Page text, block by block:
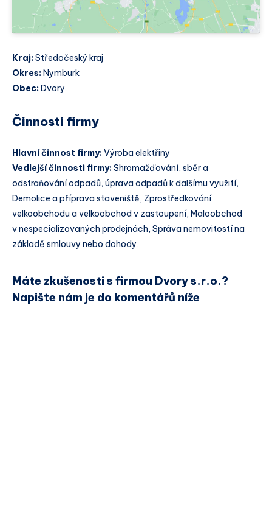
Kraj:Středočeský kraj
Okres: Nymburk
Obec: Dvory
Činnosti firmy
Hlavní činnost firmy:Výroba elektřiny
Vedlejší činnosti firmy:Shromažďování, sběr a
odstraňování odpadů, úprava odpadů k dalšímu využití,
Demolice a příprava staveniště, Zprostředkování
velkoobchodu a velkoobchod v zastoupení, Maloobchod
v nespecializovaných prodejnách, Správa nemovitostí na
základě smlouvy nebo dohody,
Máte zkušenosti s firmou Dvory s.r.o.?
Napište nám je do komentářů níže